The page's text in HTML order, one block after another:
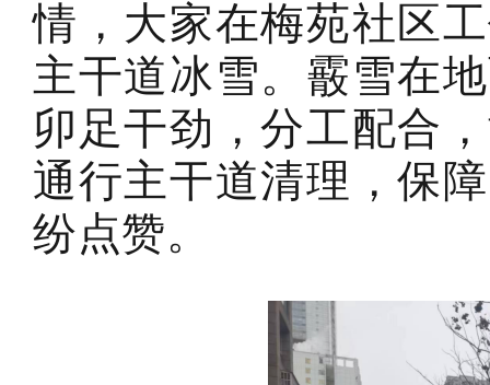
情，大家在梅苑社区
主干道冰雪。霰雪在
卯足干劲，分工配合
通行主干道清理，保
纷点赞。